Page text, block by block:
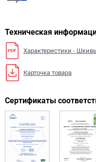
Техническая
Характеристики -
Карточка товара
Сертификаты